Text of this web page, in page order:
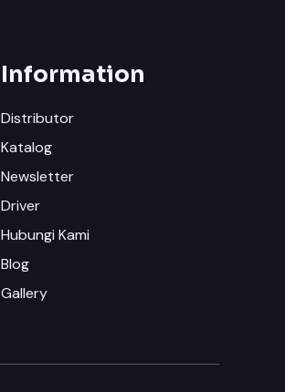
Information
Distributor
Katalog
Newsletter
Driver
Hubungi Kami
Blog
Gallery